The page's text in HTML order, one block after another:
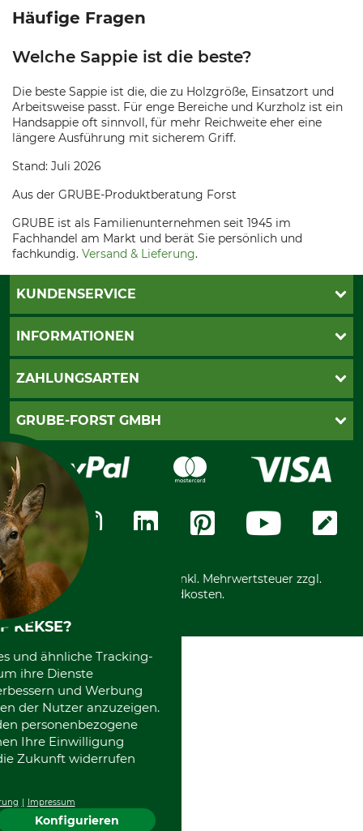
Häufige Fragen
Welche Sappie ist die beste?
Die beste Sappie ist die, die zu Holzgröße, Einsatzort und
Arbeitsweise passt. Für enge Bereiche und Kurzholz ist ein
Handsappie oft sinnvoll, für mehr Reichweite eher eine
längere Ausführung mit sicherem Griff.
Stand: Juli 2026
Aus der GRUBE-Produktberatung Forst
GRUBE ist als Familienunternehmen seit 1945 im
Fachhandel am Markt und berät Sie persönlich und
fachkundig. Versand & Lieferung.
KUNDENSERVICE
Katalogbestellung
INFORMATIONEN
AGB
Widerrufsrecht
Widerrufsformular
Datenschutz
Zahlungsarten
ZAHLUNGSARTEN
PayPal
Kreditkarte
Rechnung
Vorkasse
GRUBE-FORST GMBH
Karriere
Über uns
Messetermine
Community
International
*Alle Preise in Euro und inkl. Mehrwertsteuer zzgl.
Versandkosten.
KEKSE?
und ähnliche Tracking-
ihre Dienste
und Werbung
der Nutzer anzuzeigen.
personenbezogene
Ihre Einwilligung
Zukunft widerrufen
Impressum
Konfigurieren